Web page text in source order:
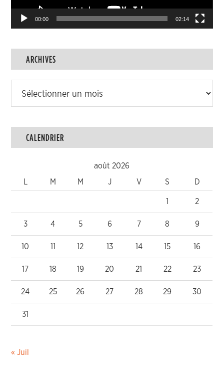
00:00 02:14
ARCHIVES
CALENDRIER
août 2026
M M J V S D
1 2
3 4 5 6 7 8 9
10 11 12 13 14 15 16
17 18 19 20 21 22 23
24 25 26 27 28 29 30
31
« Juil